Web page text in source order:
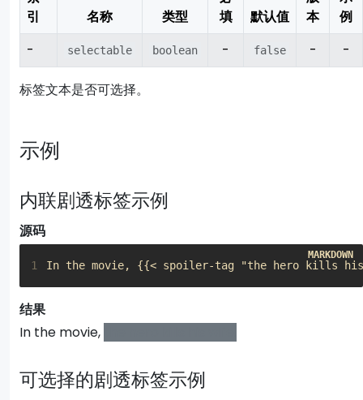
引
名称 类型
填
默认值
本
例
-
selectable boolean - false - -
标签文本是否可选择。
示例
内联剧透标签示例
源码
1 In the movie, {{< spoiler-tag "the hero kills
结果
In the movie,
可选择的剧透标签示例